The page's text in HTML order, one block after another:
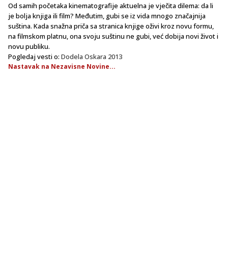
Od samih početaka kinematografije aktuelna je vječita dilema: da li
je bolja knjiga ili film? Međutim, gubi se iz vida mnogo značajnija
suština. Kada snažna priča sa stranica knjige oživi kroz novu formu,
na filmskom platnu, ona svoju suštinu ne gubi, već dobija novi život i
novu publiku.
Pogledaj vesti o: Dodela Oskara 2013
Nastavak na Nezavisne Novine...